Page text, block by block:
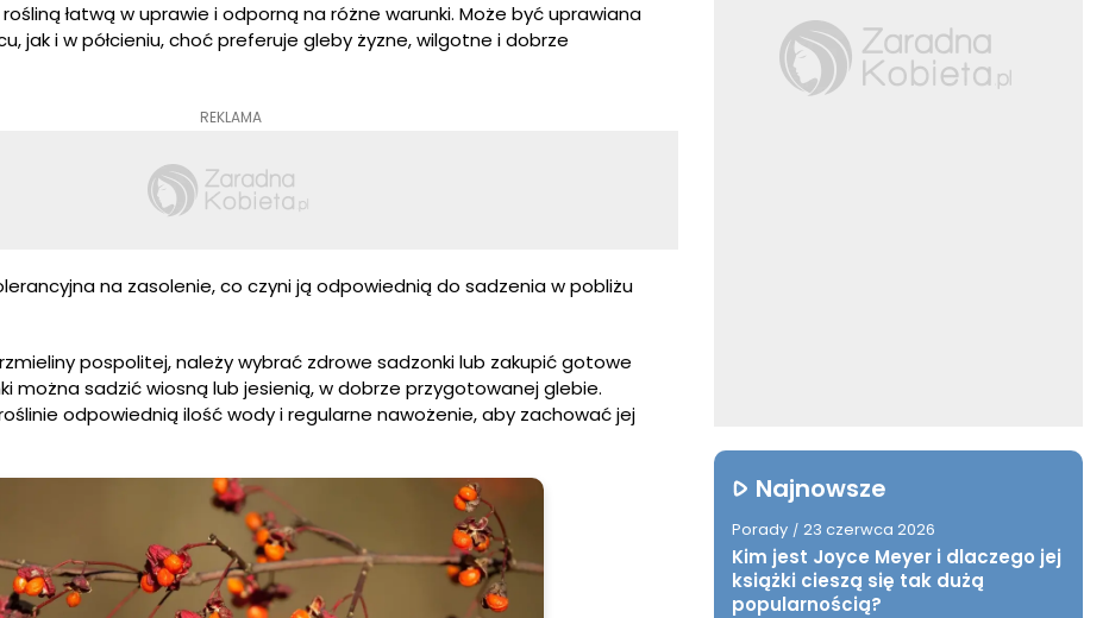
łatwą w uprawie i odporną na różne warunki. Może być uprawiana
jak i w półcieniu, choć preferuje gleby żyzne, wilgotne i dobrze
REKLAMA
na zasolenie, co czyni ją odpowiednią do sadzenia w pobliżu
pospolitej, należy wybrać zdrowe sadzonki lub zakupić gotowe
można sadzić wiosną lub jesienią, w dobrze przygotowanej glebie.
odpowiednią ilość wody i regularne nawożenie, aby zachować jej
Najnowsze
Porady / 23 czerwca 2026
Kim jest Joyce Meyer i dlaczego jej
książki cieszą się tak dużą
popularnością?